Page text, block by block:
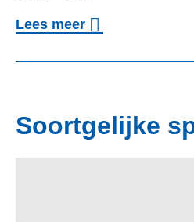
Lees meero
D
Soortgelijke